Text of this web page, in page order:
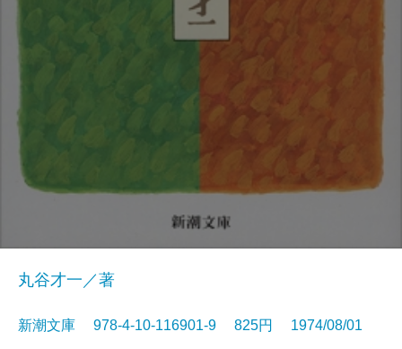
丸谷才一／著
新潮文庫 978-4-10-116901-9 825円 1974/08/01